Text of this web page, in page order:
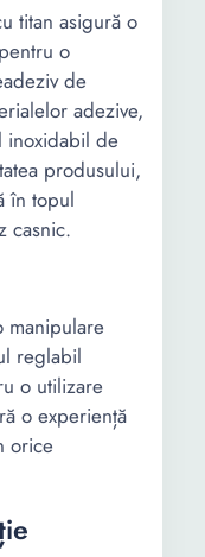
titan asigură o
o
de
adezive,
inoxidabil de
produsului,
în topul
casnic.
manipulare
reglabil
o utilizare
o experiență
orice